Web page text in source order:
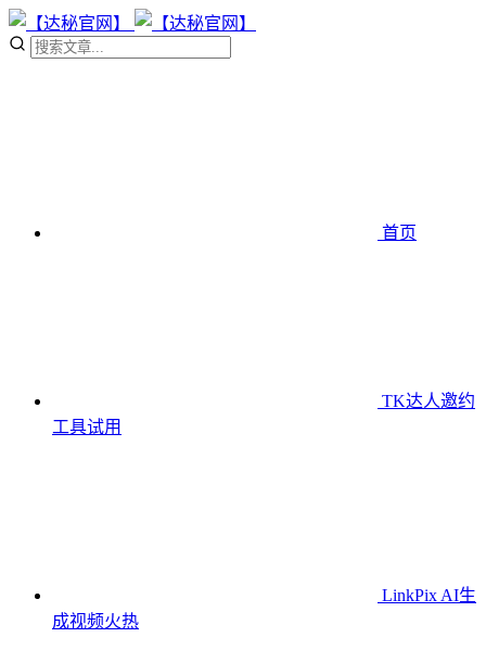
首页
TK达人邀约
工具试用
LinkPix AI生
成视频火热